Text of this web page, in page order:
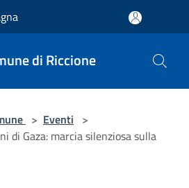
di Riccione
> Eventi >
di Gaza: marcia silenziosa sulla